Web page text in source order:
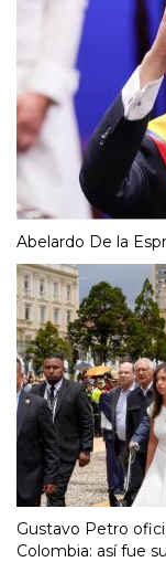
Abelardo De la
Gustavo Petro
Colombia: así fue